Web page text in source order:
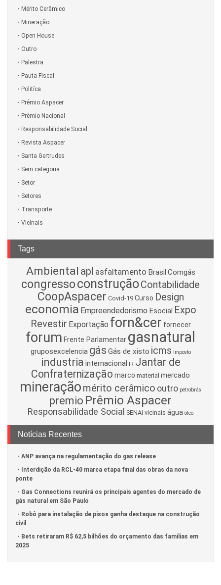
Mérito Cerâmico
Mineração
Open House
Outro
Palestra
Pauta Fiscal
Politíca
Prêmio Aspacer
Prêmio Nacional
Responsabilidade Social
Revista Aspacer
Santa Gertrudes
Sem categoria
Setor
Setores
Transporte
Vicinais
Tags
Ambiental apl asfaltamento Brasil Comgás
congressoconstruçãoContabilidade
CoopAspacer Covid-19 Curso Design
economia Empreendedorismo Esocial Expo
Revestir Exportação forn&cer fornecer
forum Frente Parlamentar gasnatural
gruposexcelencia gás Gás de xisto icms Imposto
industria internacional IR Jantar de
Confraternização marco material mercado
mineração mérito cerâmico outro petrobrás
premio Prêmio Aspacer
Responsabilidade Social SENAI vicinais água óleo
Notícias Recentes
ANP avança na regulamentação do gas release
Interdição da RCL-40 marca etapa final das obras da nova
ponte
Gas Connections reunirá os principais agentes do mercado de
gás natural em São Paulo
Robô para instalação de pisos ganha destaque na construção
civil
Bets retiraram R$ 62,5 bilhões do orçamento das famílias em
2025